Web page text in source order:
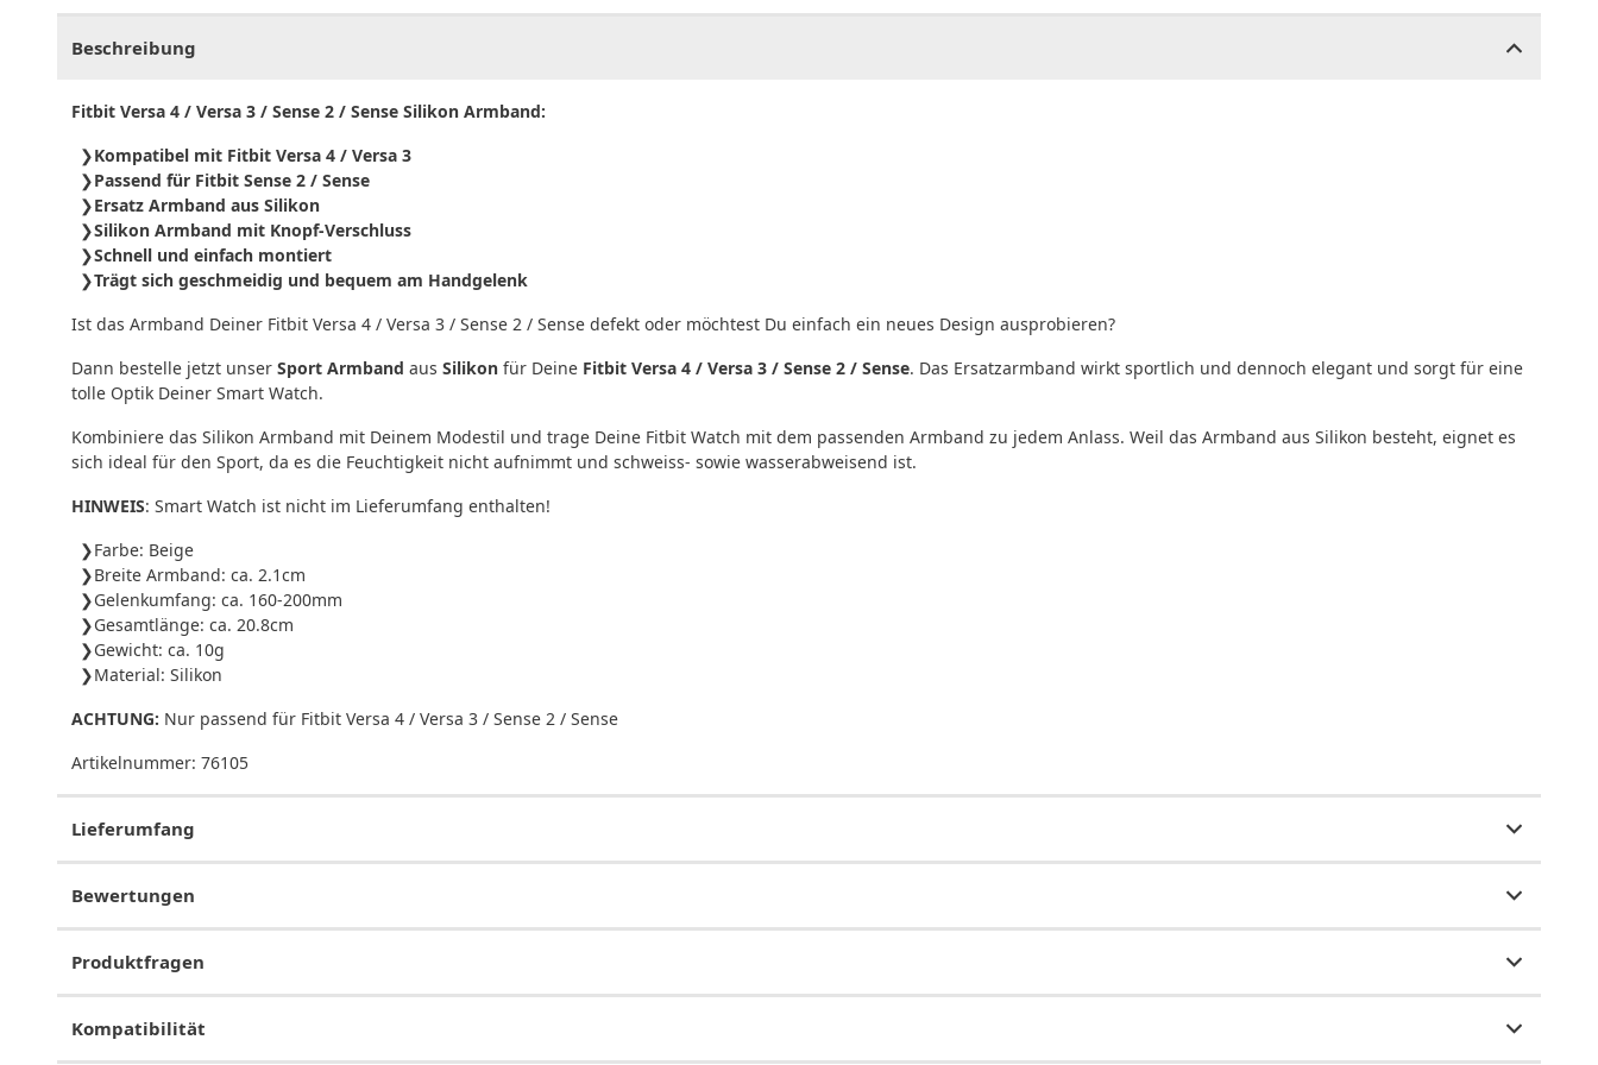
Beschreibung
Fitbit Versa 4 / Versa 3 / Sense 2 / Sense Silikon Armband:
Kompatibel mit Fitbit Versa 4 / Versa 3
Passend für Fitbit Sense 2 / Sense
Ersatz Armband aus Silikon
Silikon Armband mit Knopf-Verschluss
Schnell und einfach montiert
Trägt sich geschmeidig und bequem am Handgelenk
Ist das Armband Deiner Fitbit Versa 4 / Versa 3 / Sense 2 / Sense defekt oder möchtest Du einfach ein neues Design ausprobieren?
Dann bestelle jetzt unser Sport Armband aus Silikon für Deine Fitbit Versa 4 / Versa 3 / Sense 2 / Sense. Das Ersatzarmband wirkt sportlich und dennoch elegant und sorgt für eine
tolle Optik Deiner Smart Watch.
Kombiniere das Silikon Armband mit Deinem Modestil und trage Deine Fitbit Watch mit dem passenden Armband zu jedem Anlass. Weil das Armband aus Silikon besteht, eignet es
sich ideal für den Sport, da es die Feuchtigkeit nicht aufnimmt und schweiss- sowie wasserabweisend ist.
HINWEIS: Smart Watch ist nicht im Lieferumfang enthalten!
Farbe: Beige
Breite Armband: ca. 2.1cm
Gelenkumfang: ca. 160-200mm
Gesamtlänge: ca. 20.8cm
Gewicht: ca. 10g
Material: Silikon
ACHTUNG: Nur passend für Fitbit Versa 4 / Versa 3 / Sense 2 / Sense
Artikelnummer: 76105
Lieferumfang
Bewertungen
Produktfragen
Kompatibilität